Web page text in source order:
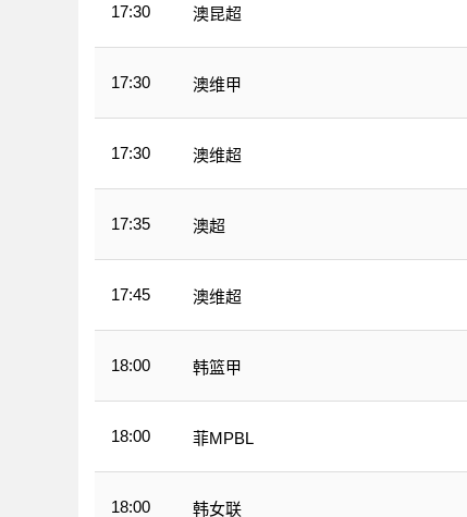
17:30 澳昆超
17:30 澳维甲
17:30 澳维超
17:35 澳超
17:45 澳维超
18:00 韩篮甲
18:00 菲MPBL
18:00 韩女联